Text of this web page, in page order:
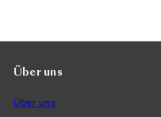
Über uns
Über uns